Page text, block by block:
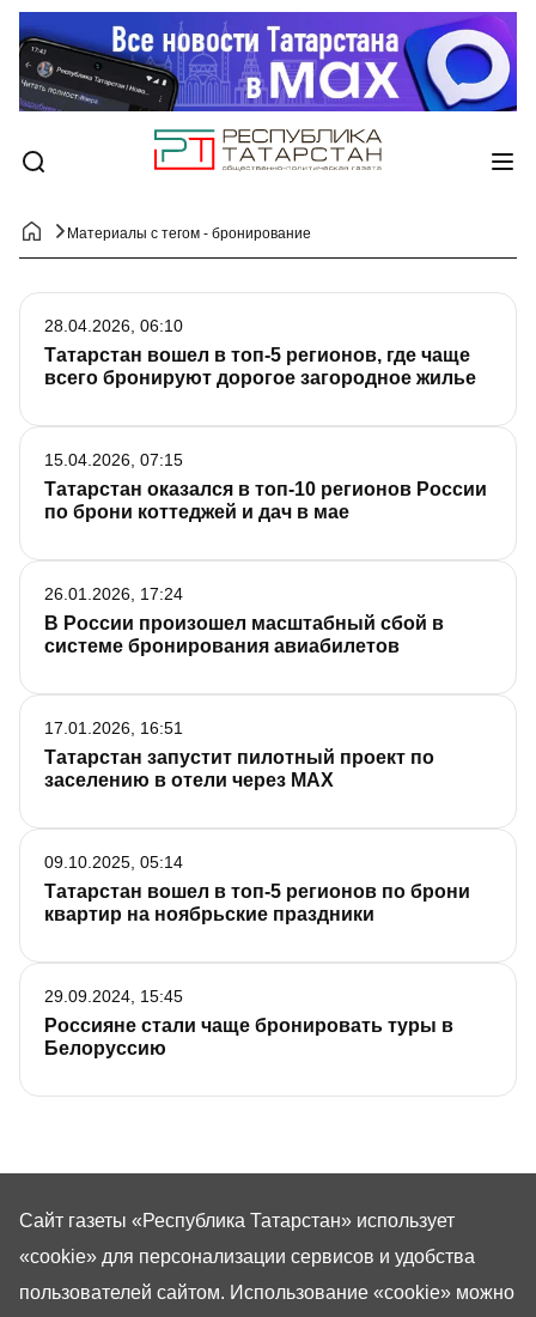
Материалы с тегом - бронирование
Татарстан вошел в топ-5 регионов, где чаще
всего бронируют дорогое загородное жилье
28.04.2026, 06:10
Татарстан оказался в топ-10 регионов России
по брони коттеджей и дач в мае
15.04.2026, 07:15
В России произошел масштабный сбой в
системе бронирования авиабилетов
26.01.2026, 17:24
Татарстан запустит пилотный проект по
заселению в отели через MAX
17.01.2026, 16:51
Татарстан вошел в топ-5 регионов по брони
квартир на ноябрьские праздники
09.10.2025, 05:14
Россияне стали чаще бронировать туры в
Белоруссию
29.09.2024, 15:45
Сайт газеты «Республика Татарстан» использует
«cookie» для персонализации сервисов и удобства
пользователей сайтом. Использование «cookie» можно